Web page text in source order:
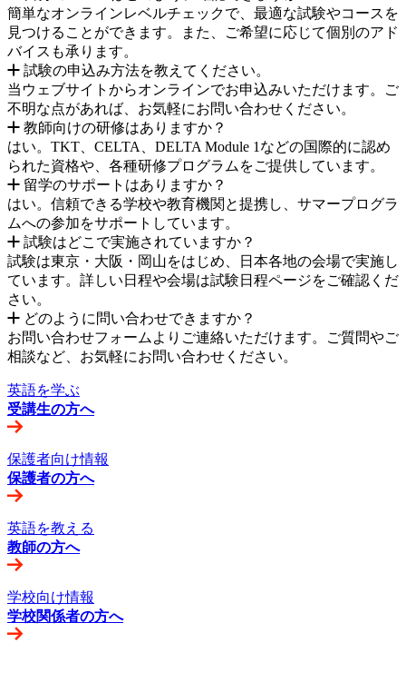
簡単なオンラインレベルチェックで、最適な試験やコースを
見つけることができます。また、ご希望に応じて個別のアド
バイスも承ります。
試験の申込み方法を教えてください。
当ウェブサイトからオンラインでお申込みいただけます。ご
不明な点があれば、お気軽にお問い合わせください。
教師向けの研修はありますか？
はい。TKT、CELTA、DELTA Module 1などの国際的に認め
られた資格や、各種研修プログラムをご提供しています。
留学のサポートはありますか？
はい。信頼できる学校や教育機関と提携し、サマープログラ
ムへの参加をサポートしています。
試験はどこで実施されていますか？
試験は東京・大阪・岡山をはじめ、日本各地の会場で実施し
ています。詳しい日程や会場は試験日程ページをご確認くだ
さい。
どのように問い合わせできますか？
お問い合わせフォームよりご連絡いただけます。ご質問やご
相談など、お気軽にお問い合わせください。
英語を学ぶ
受講生の方へ
保護者向け情報
保護者の方へ
英語を教える
教師の方へ
学校向け情報
学校関係者の方へ